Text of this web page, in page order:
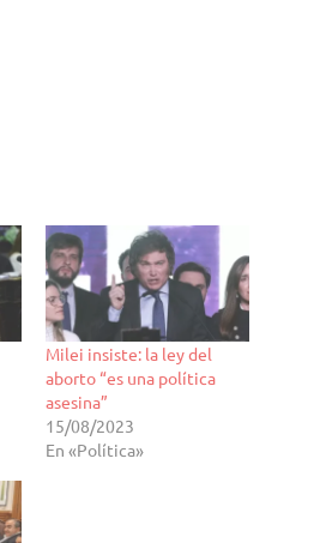
Milei insiste: la ley del
aborto “es una política
asesina”
15/08/2023
En «Política»